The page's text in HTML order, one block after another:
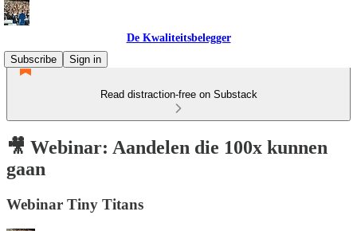
De Kwaliteitsbelegger
Subscribe
Sign in
Read distraction-free on Substack
🎥 Webinar: Aandelen die 100x kunnen
gaan
Webinar Tiny Titans